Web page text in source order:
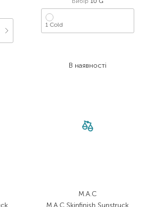
1 Cold
В наявності
M.A.C
M.A.C Skinfinish Sunstruck